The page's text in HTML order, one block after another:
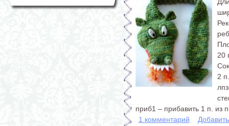
20
2
приб1 – прибавить 1 п. из
1 комментарий